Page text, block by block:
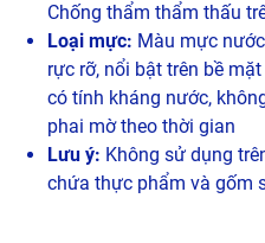
Chống thẩm thẩm thấu
Loại mực: Màu mực
rực rỡ, nổi bật trên bề
có tính kháng nước,
phai mờ theo thời gian
Lưu ý: Không sử dụng
chứa thực phẩm và gốm